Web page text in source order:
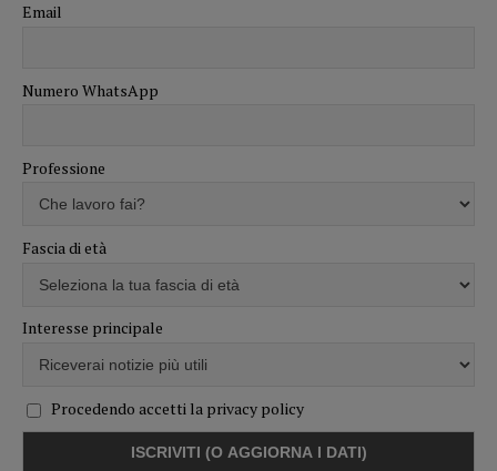
Email
Numero WhatsApp
Professione
Fascia di età
Interesse principale
Procedendo accetti la privacy policy